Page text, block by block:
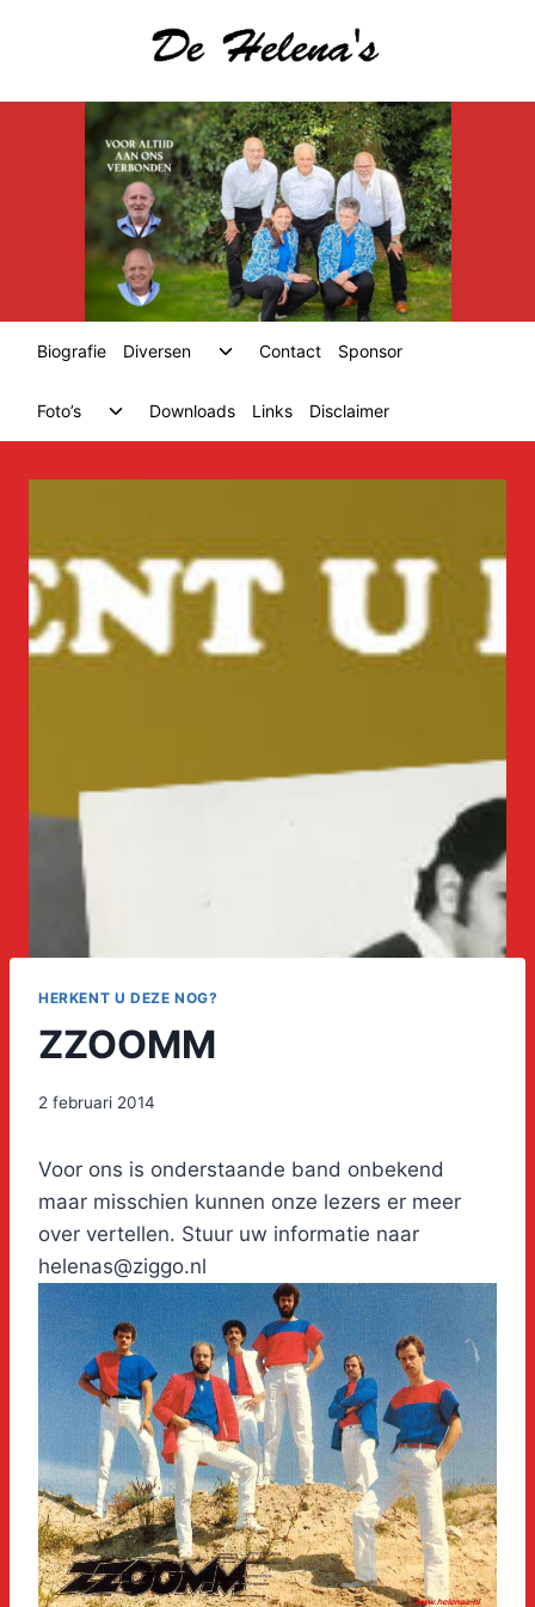
Biografie Diversen
ToggleContact Sponsor
Foto’s
ToggleDownloads Links Disclaimer
HERKENT U DEZE NOG?
ZZOOMM
2 februari 2014
Voor ons is onderstaande band onbekend
maar misschien kunnen onze lezers er meer
over vertellen. Stuur uw informatie naar
helenas@ziggo.nl